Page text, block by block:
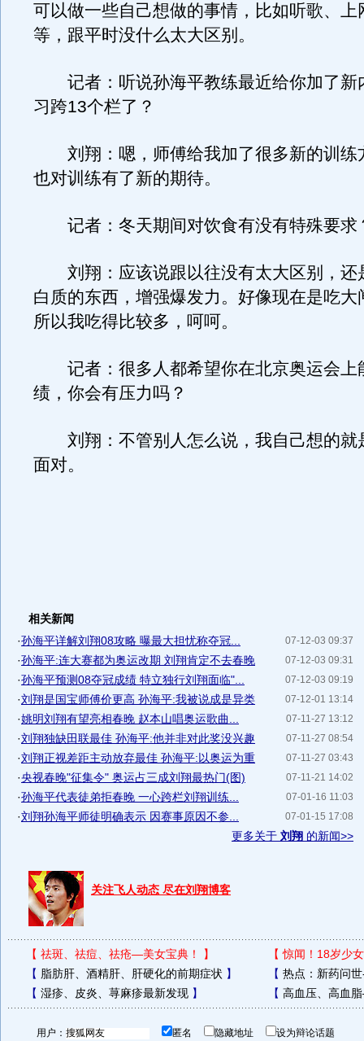
可以做一些自己想做的事情，比如听歌、上
等，跟平时没什么太大区别。
记者：听说孙海平教练最近给你加了新
习跨13个栏了？
刘翔：嗯，师傅给我加了很多新的训练
也对训练有了新的期待。
记者：冬天期间对饮食有没有特殊要求
刘翔：应该说跟以往没有太大区别，还
白质的东西，增强爆发力。好像现在是吃大
所以我吃得比较多，呵呵。
记者：很多人都希望你在北京奥运会上
绩，你会有压力吗？
刘翔：不管别人怎么说，我自己想的就
面对。
相关新闻
07-12-03 09:37
·孙海平详解刘翔08攻略 曝最大担忧称夺冠...
07-12-03 09:31
·孙海平:连大赛都为奥运改期 刘翔肯定不去春晚
07-12-03 09:19
·孙海平预测08夺冠成绩 特立独行刘翔面临"...
07-12-01 13:14
·刘翔是国宝师傅价更高 孙海平:我被说成是异类
07-11-27 13:12
·姚明刘翔有望亮相春晚 赵本山唱奥运歌曲...
07-11-27 08:54
·刘翔独缺田联最佳 孙海平:他并非对此奖没兴趣
07-11-27 03:43
·刘翔正视差距主动放弃最佳 孙海平:以奥运为重
07-11-21 14:02
·央视春晚"征集令" 奥运占三成刘翔最热门(图)
07-01-16 11:03
·孙海平代表徒弟拒春晚 一心跨栏刘翔训练...
07-01-15 17:08
·刘翔孙海平师徒明确表示 因赛事原因不参...
更多关于 刘翔 的新闻>>
关注飞人动态 尽在刘翔博客
【 祛斑、祛痘、祛疮—美女宝典！ 】 【惊闻！18岁少
【 脂肪肝、酒精肝、肝硬化的前期症状 】 【 热点：新药问
【 湿疹、皮炎、荨麻疹最新发现】 【 高血压、高血
用户： 匿名 隐藏地址 设为辩论话题